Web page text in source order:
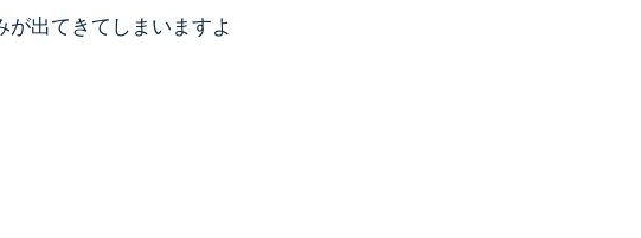
出てきてしまいますよ